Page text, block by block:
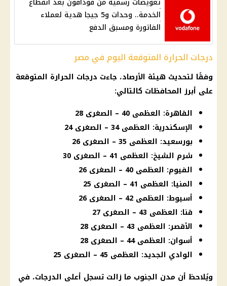
الخدمة.. وحدات و5 جيجا هدية لعملاء
الفاتورة ومسبق الدفع
درجات الحرارة المتوقعة اليوم في مصر
وفقًا لتحديث هيئة الأرصاد، جاءت درجات الحرارة المتوقعة
على أبرز المحافظات كالتالي:
القاهرة: العظمى 40 – الصغرى 28
الإسكندرية: العظمى 34 – الصغرى 24
بورسعيد: العظمى 35 – الصغرى 26
شرم الشيخ: العظمى 41 – الصغرى 30
الفيوم: العظمى 40 – الصغرى 26
المنيا: العظمى 41 – الصغرى 25
أسيوط: العظمى 42 – الصغرى 26
قنا: العظمى 43 – الصغرى 27
الأقصر: العظمى 43 – الصغرى 28
أسوان: العظمى 44 – الصغرى 28
الوادي الجديد: العظمى 45 – الصغرى 25
ويُلاحظ أن مدن الجنوب ما زالت تسجل أعلى الدرجات، في